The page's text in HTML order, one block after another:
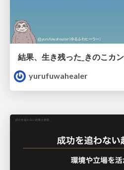
結果、生き残った_きのこカ
yurufuwahealer